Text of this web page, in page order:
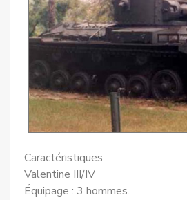
Caractéristiques
Valentine III/IV
Équipage : 3 hommes.